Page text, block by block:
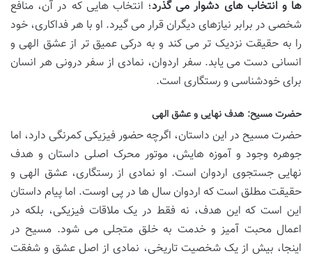
ها و انتخاب های دشوار می گذرد؛ انتخاب هایی که در آن، منافع
شخصی در برابر نیازهای دیگران قرار می گیرد. او با هر فداکاری، خود
را به حقیقت نزدیک تر می کند و به درکی عمیق تر از عشق الهی و
انسانی دست می یابد. سفر اردوان، نمادی از سفر درونی هر انسان
برای خودشناسی و رستگاری است.
حضرت مسیح: هدف نهایی و عشق الهی
حضرت مسیح در این داستان، اگرچه حضور فیزیکی کمرنگی دارد، اما
جوهره وجود و آموزه هایش، موتور محرک اصلی داستان و هدف
نهایی جستجوی اردوان است. او نمادی از رستگاری، عشق الهی و
حقیقت مطلق است که اردوان سال ها در پی اوست. اما پیام داستان
این است که این هدف، نه فقط در یک ملاقات فیزیکی، بلکه در
اعمال محبت آمیز و خدمت به خلق متجلی می شود. مسیح در
اینجا، بیش از یک شخصیت تاریخی، نمادی از اصل عشق و شفقت